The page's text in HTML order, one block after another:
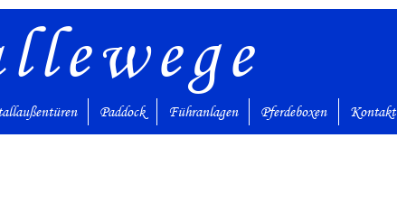
Paddock Führanlagen Pferdeboxen Kontakt